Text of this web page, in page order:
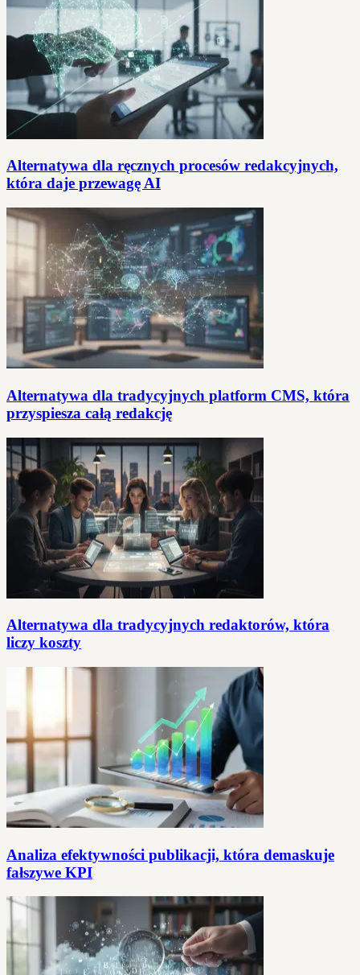
Alternatywa dla ręcznych procesów redakcyjnych,
która daje przewagę AI
Alternatywa dla tradycyjnych platform CMS, która
przyspiesza całą redakcję
Alternatywa dla tradycyjnych redaktorów, która
liczy koszty
Analiza efektywności publikacji, która demaskuje
fałszywe KPI